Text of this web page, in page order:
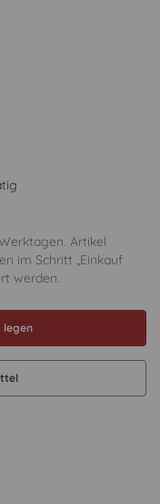
Artikel
im Schritt „Einkauf
werden.
legen